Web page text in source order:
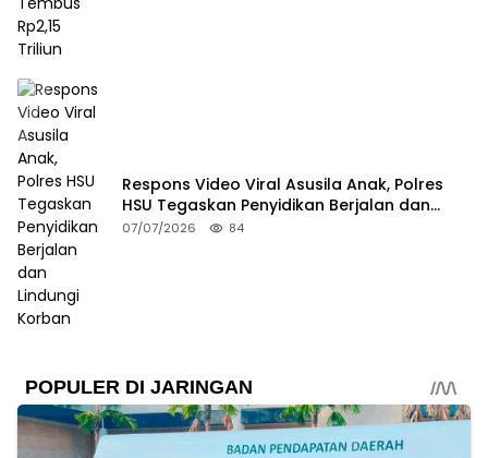
Respons Video Viral Asusila Anak, Polres
HSU Tegaskan Penyidikan Berjalan dan
Lindungi Korban
07/07/2026 84